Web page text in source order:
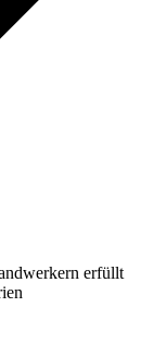
erfüllt